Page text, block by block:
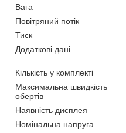
Вага
Повітряний потік
Тиск
Додаткові дані
Кількість у комплекті
Максимальна швидкість
обертів
Наявність дисплея
Номінальна напруга